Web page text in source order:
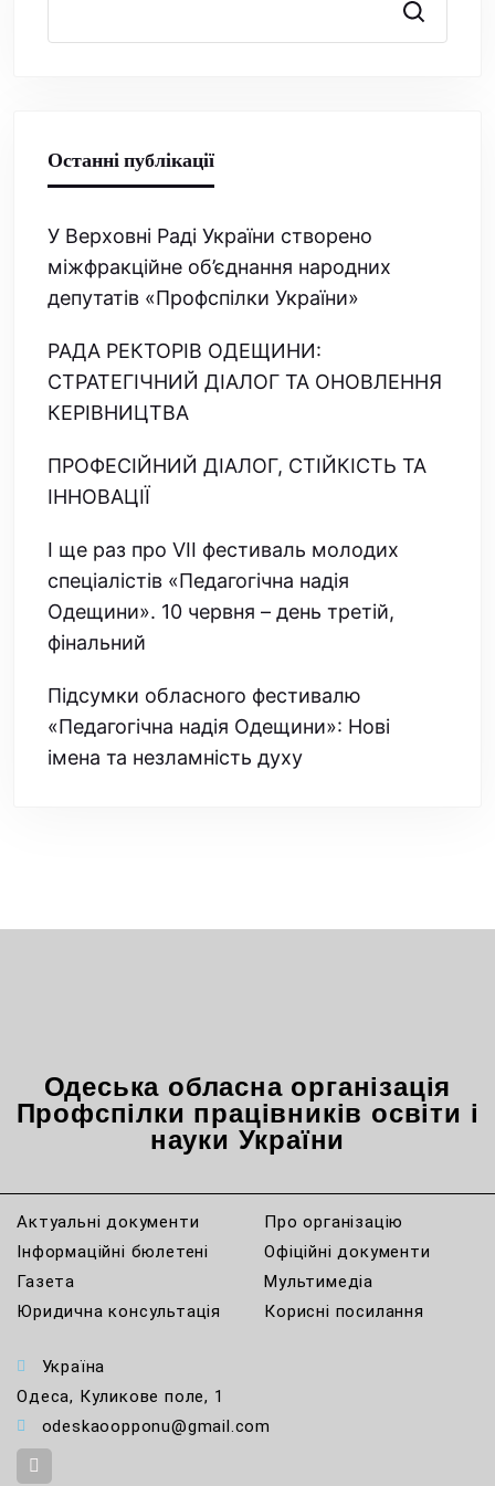
Пошук
Останні публікації
У Верховні Раді України створено
міжфракційне об’єднання народних
депутатів «Профспілки України»
РАДА РЕКТОРІВ ОДЕЩИНИ:
СТРАТЕГІЧНИЙ ДІАЛОГ ТА ОНОВЛЕННЯ
КЕРІВНИЦТВА
ПРОФЕСІЙНИЙ ДІАЛОГ, СТІЙКІСТЬ ТА
ІННОВАЦІЇ
І ще раз про VІІ фестиваль молодих
спеціалістів «Педагогічна надія
Одещини». 10 червня – день третій,
фінальний
Підсумки обласного фестивалю
«Педагогічна надія Одещини»: Нові
імена та незламність духу
Одеська обласна організація
Профспілки працівників освіти і
науки України
Актуальні документи
Інформаційні бюлетені
Газета
Юридична консультація
Про організацію
Офіційні документи
Мультимедіа
Корисні посилання
Україна
Одеса, Куликове поле, 1
odeskaoopponu@gmail.com